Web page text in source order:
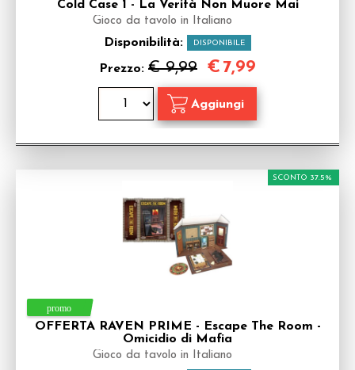
Cold Case 1 - La Verità Non Muore Mai
Gioco da tavolo in Italiano
Disponibilità: DISPONIBILE
Prezzo: € 9,99 € 7,99
OFFERTA RAVEN PRIME - Escape The Room -
Omicidio di Mafia
Gioco da tavolo in Italiano
SCONTO 37.5%